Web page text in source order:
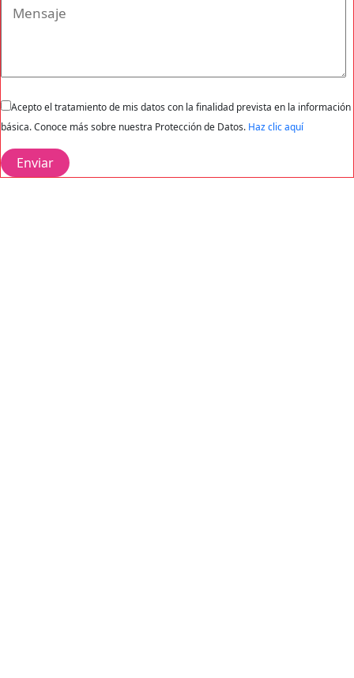
Acepto el tratamiento de mis datos con la finalidad prevista en la información
básica. Conoce más sobre nuestra Protección de Datos. Haz clic aquí